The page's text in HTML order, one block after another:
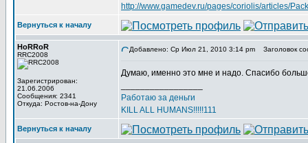
http://www.gamedev.ru/pages/coriolis/articles/
Вернуться к началу
HoRRoR
RRC2008
Зарегистрирован:
21.06.2006
Сообщения: 2341
Откуда: Ростов-на-Дону
Добавлено: Ср Июл 21, 2010 3:14 pm Заголовок
Думаю, именно это мне и надо. Спасибо
Работаю за деньги
KILL ALL HUMANS!!!!!111
Вернуться к началу